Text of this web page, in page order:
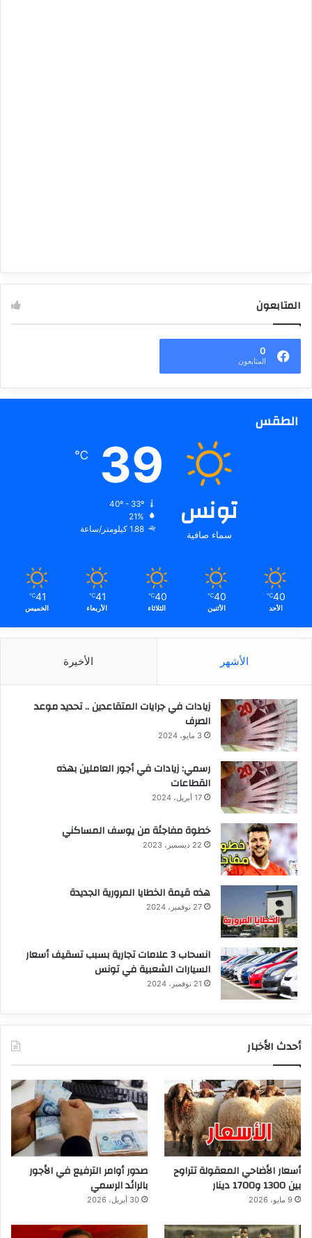
المتابعون
0
المتابعون
الطقس
تونس
سماء صافية
39
℃
21%
1.88 كيلومتر/ساعة
40
℃
الأحد
40
℃
الأثنين
40
℃
الثلاثاء
41
℃
الأربعاء
41
℃
الخميس
الأشهر الأخيرة
زيادات في جرايات المتقاعدين .. تحديد موعد
الصرف
3 مايو، 2024
رسمي: زيادات في أجور العاملين بهذه
القطاعات
17 أبريل، 2024
خطوة مفاجئة من يوسف المساكني
22 ديسمبر، 2023
هذه قيمة الخطايا المرورية الجديدة
27 نوفمبر، 2024
انسحاب 3 علامات تجارية بسبب تسقيف أسعار
السيارات الشعبية في تونس
21 نوفمبر، 2024
أحدث الأخبار
أسعار الأضاحي المعقولة تتراوح
بين 1300 و1700 دينار
9 مايو، 2026
صدور أوامر الترفيع في الأجور
بالرائد الرسمي
30 أبريل، 2026